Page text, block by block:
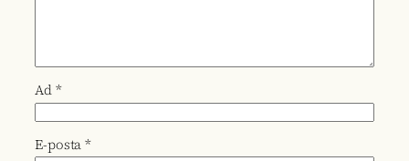
Ad *
E-posta*